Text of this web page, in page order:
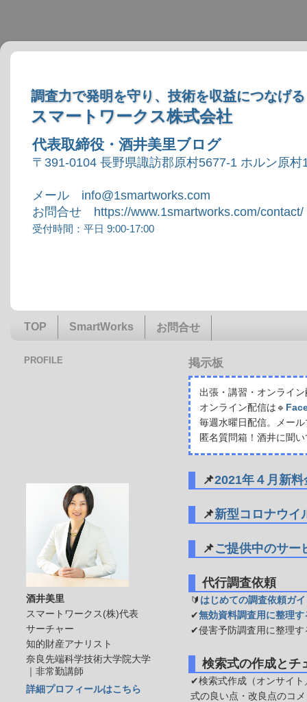
調査力で発明を守り、技術を収益につなげる
スマートワークス株式会社
代表取締役・酒井美里ブログ
〒391-0104 長野県諏訪郡原村5677-1 ホルン原村
メール info@1smartworks.com
お問合せ https://www.1smartworks.com/contact/
受付時間：平日 9:00-17:00
TOP SmartWorks お問合せ
掲示板
出張・講習・オンライ
オンライン配信は🔹
毎週水曜日配信。メー
匿名質問箱！酒井に聞
📌2021年４月新
📌新型コロナウイ
📌ご提供中のサー
代行調査依頼
🔰 はじめての調査依頼ガ
✔無効資料調査用に整理
✔侵害予防調査用に整理す
検索式の作成とチ
✔検索式作成（オンサイト
式の良い点・改良点のコ
PROFILE
酒井美里
スマートワークス(株)代表
サーチャー
知的財産アナリスト
奈良先端科学技術大学院大学
｜非常勤講師
詳細プロフィールはこちら